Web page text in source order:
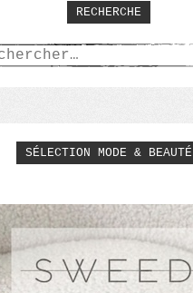
RECHERCHE
:
SÉLECTION MODE & BEAUTÉ